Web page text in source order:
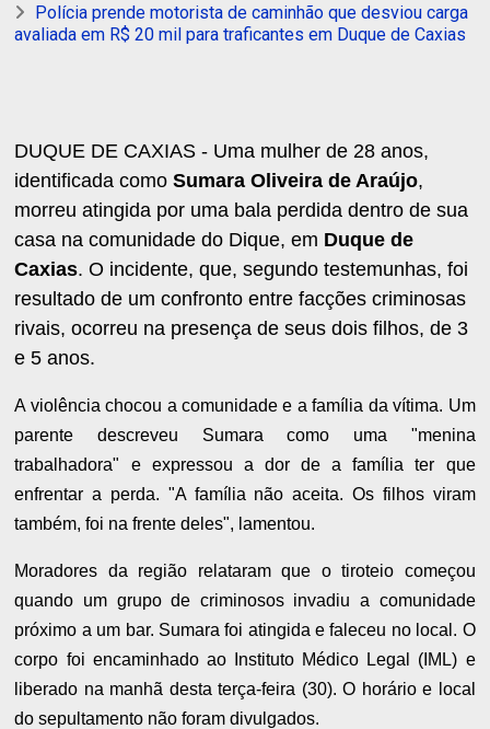
Polícia prende motorista de caminhão que desviou carga
avaliada em R$ 20 mil para traficantes em Duque de Caxias
DUQUE DE CAXIAS - Uma mulher de 28 anos,
identificada comoSumara Oliveira de Araújo,
morreu atingida por uma bala perdida dentro de sua
casa na comunidade do Dique, em Duque de
Caxias. O incidente, que, segundo testemunhas, foi
resultado de um confronto entre facções criminosas
rivais, ocorreu na presença de seus dois filhos, de 3
e 5 anos.
A violência chocou a comunidade e a família da vítima. Um
parente descreveu Sumara como uma "menina
trabalhadora" e expressou a dor de a família ter que
enfrentar a perda. "A família não aceita. Os filhos viram
também, foi na frente deles", lamentou.
Moradores da região relataram que o tiroteio começou
quando um grupo de criminosos invadiu a comunidade
próximo a um bar. Sumara foi atingida e faleceu no local. O
corpo foi encaminhado ao Instituto Médico Legal (IML) e
liberado na manhã desta terça-feira (30). O horário e local
do sepultamento não foram divulgados.